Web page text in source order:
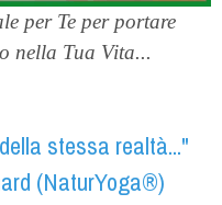
per Te per portare
nella Tua Vita...
stessa realtà..."
(NaturYoga®)